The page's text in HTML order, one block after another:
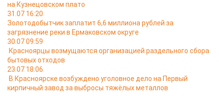
на Кузнецовском плато
31.07 16:20
Золотодобытчик заплатит 6,6 миллиона рублей за
загрязнение реки в Ермаковском округе
30.07 09:59
Красноярцы возмущаются организацией раздельного сбора
бытовых отходов
23.07 18:06
В Красноярске возбуждено уголовное дело на Первый
кирпичный завод за выбросы тяжёлых металлов